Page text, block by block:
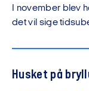
I november blev
det vil sige
Husket på